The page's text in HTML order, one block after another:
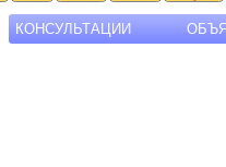
КОНСУЛЬТАЦИИ